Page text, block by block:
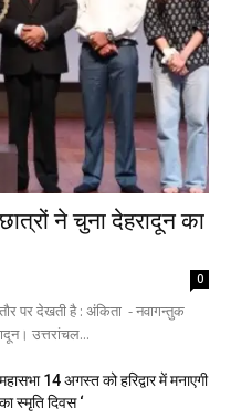
ने चुना देहरादून का
0
पर देखती है : अंकिता - नवागन्तुक
उत्तरांचल...
14 अगस्त को हरिद्वार में मनाएगी
स्मृति दिवस ‘